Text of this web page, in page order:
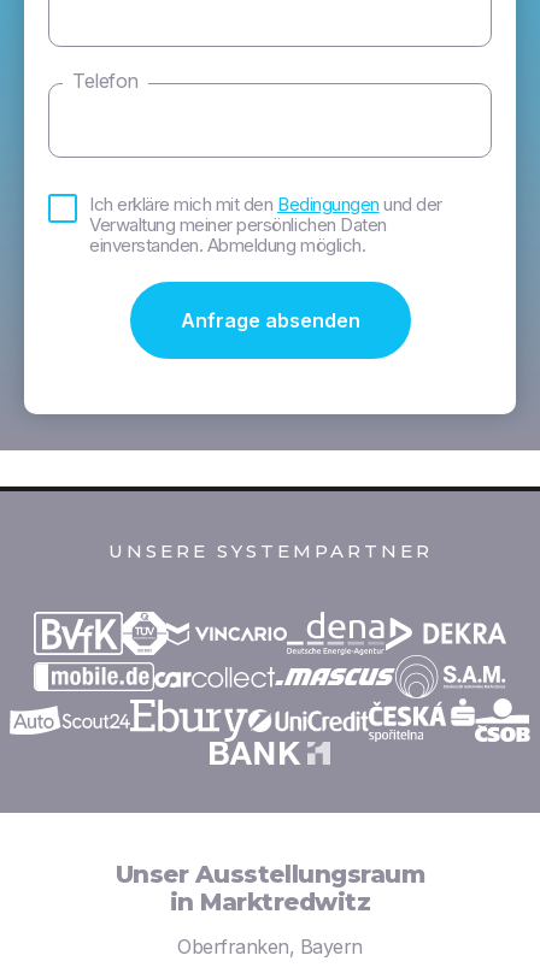
Telefon
Bedingungen
Ich erkläre mich mit den Bedingungen und der
Verwaltung meiner persönlichen Daten
einverstanden. Abmeldung möglich.
UNSERE SYSTEMPARTNER
Unser Ausstellungsraum
in Marktredwitz
Oberfranken, Bayern